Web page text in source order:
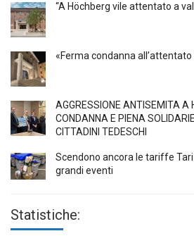
“A Höchberg vile attentato a
«Ferma condanna all’attentato
AGGRESSIONE ANTISEMITA A
CONDANNA E PIENA
CITTADINI TEDESCHI
Scendono ancora le tariffe
grandi eventi
Statistiche: